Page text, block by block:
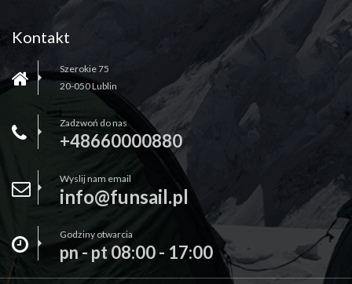
Kontakt
Szerokie 75
20-050 Lublin
Zadzwoń do nas
+48660000880
Wyslij nam email
info@funsail.pl
Godziny otwarcia
pn - pt 08:00 - 17:00